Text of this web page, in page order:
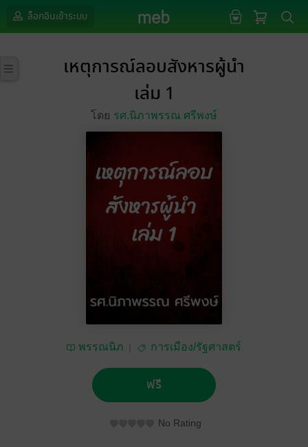
ล็อกอินเข้าระบบ
เหตุการณ์ลอบสังหารผู้นำ
เล่ม 1
โดย รศ.นิภาพรรณ ศรีพงษ์
พรรณนิภ การเมือง/รัฐศาสตร์
ฟรี
No Rating